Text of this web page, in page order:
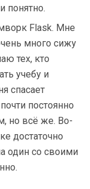
понятно.
Flask. Мне
много сижу
тех, кто
учебу и
спасает
постоянно
но всё же. Во-
достаточно
один со своими